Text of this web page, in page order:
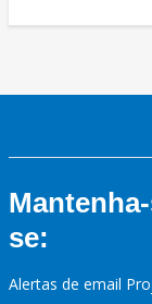
se:
Alertas de email